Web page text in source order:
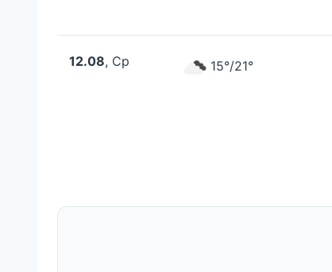
12.08, Ср 15°/21°